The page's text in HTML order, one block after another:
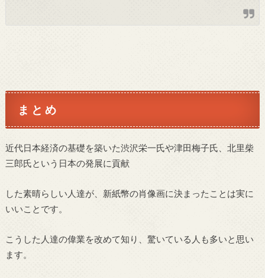
ま と め
近代日本経済の基礎を築いた渋沢栄一氏や津田梅子氏、北里柴
三郎氏という日本の発展に貢献
した素晴らしい人達が、新紙幣の肖像画に決まったことは実に
いいことです。
こうした人達の偉業を改めて知り、驚いている人も多いと思い
ます。